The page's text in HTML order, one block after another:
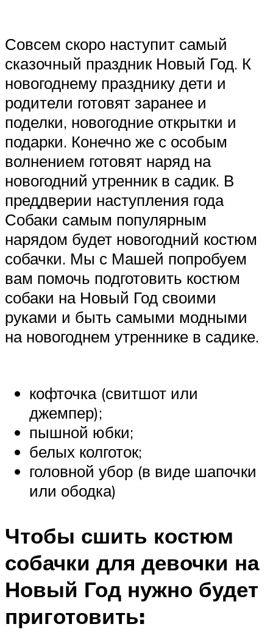
Совсем скоро наступит самый
сказочный праздник Новый Год. К
новогоднему празднику дети и
родители готовят заранее и
поделки, новогодние открытки и
подарки. Конечно же с особым
волнением готовят наряд на
новогодний утренник в садик. В
преддверии наступления года
Собаки самым популярным
нарядом будет новогодний костюм
собачки. Мы с Машей попробуем
вам помочь подготовить костюм
собаки на Новый Год своими
руками и быть самыми модными
на новогоднем утреннике в садике.
кофточка (свитшот или
джемпер);
пышной юбки;
белых колготок;
головной убор (в виде шапочки
или ободка)
Чтобы сшить костюм
собачки для девочки на
Новый Год нужно будет
приготовить: